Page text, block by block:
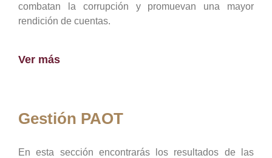
combatan la corrupción y promuevan una mayor
rendición de cuentas.
Ver más
Gestión PAOT
En esta sección encontrarás los resultados de las